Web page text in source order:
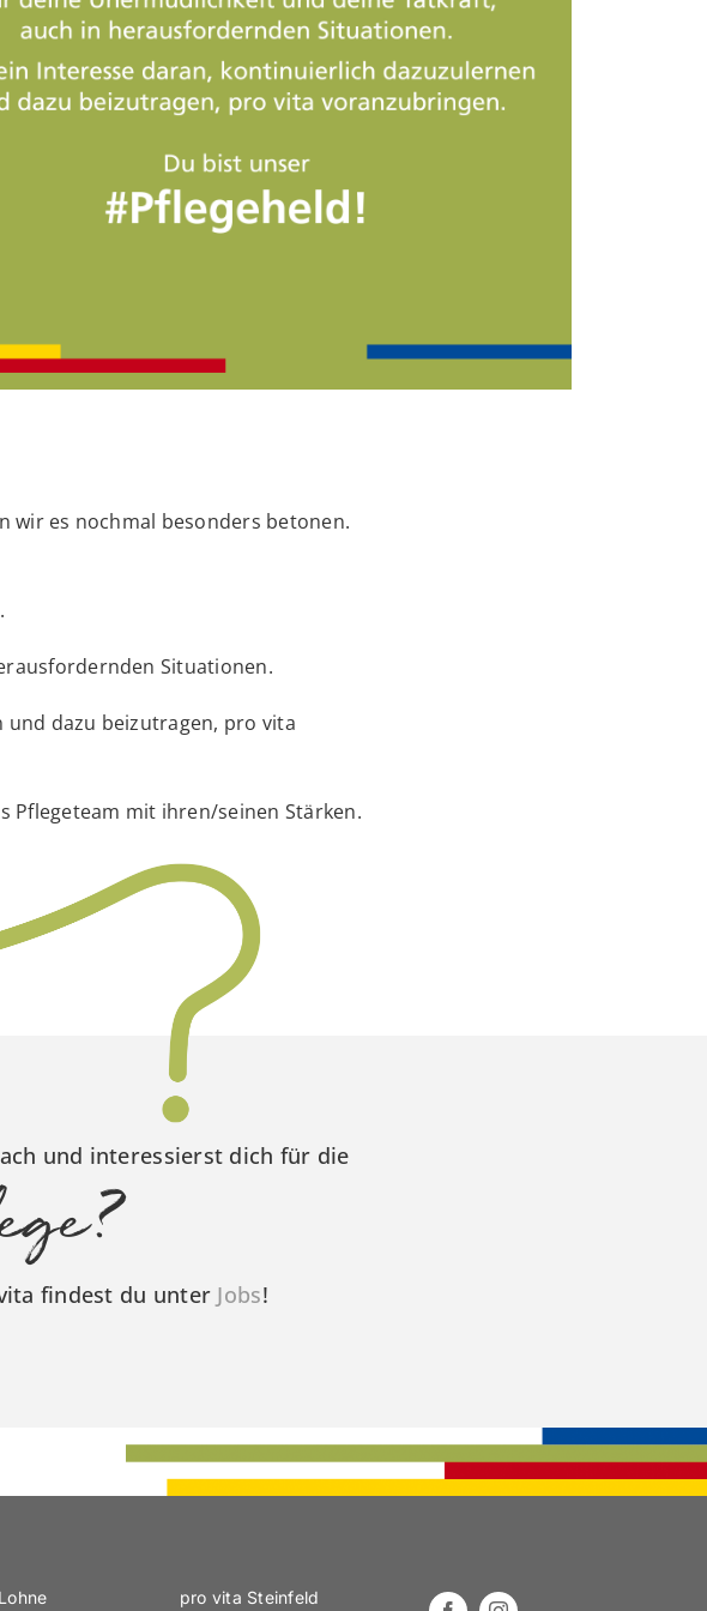
wir es nochmal besonders betonen.
Situationen.
dazu beizutragen, pro vita
Pflegeteam mit ihren/seinen Stärken.
und interessierst dich für die
findest du unter Jobs!
pro vita Steinfeld